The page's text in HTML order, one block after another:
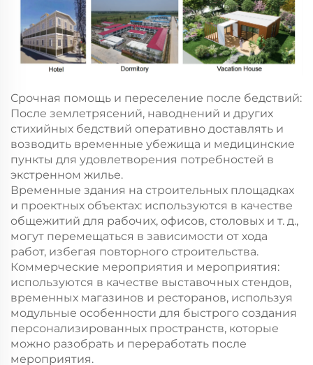
Срочная помощь и переселение после бедствий:
После землетрясений, наводнений и других
стихийных бедствий оперативно доставлять и
возводить временные убежища и медицинские
пункты для удовлетворения потребностей в
экстренном жилье.
Временные здания на строительных площадках
и проектных объектах: используются в качестве
общежитий для рабочих, офисов, столовых и т. д.,
могут перемещаться в зависимости от хода
работ, избегая повторного строительства.
Коммерческие мероприятия и мероприятия:
используются в качестве выставочных стендов,
временных магазинов и ресторанов, используя
модульные особенности для быстрого создания
персонализированных пространств, которые
можно разобрать и переработать после
мероприятия.